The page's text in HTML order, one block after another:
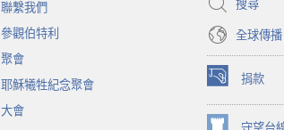
聯繫我們
參觀伯特利
聚會
耶穌犧牲紀念聚會
大會
窗）
全球傳播
捐款
（開
啟
新